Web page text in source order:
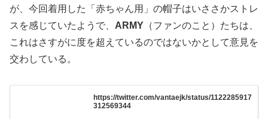
が、今回着用した「赤ちゃん用」の帽子はいささかストレ
スを感じていたようで、 ARMY （ファンのこと）たちは、
これはさすがに度を超えているのではないかとして意見を
交わしている。
https://twitter.com/vantaejk/status/1122285917
312569344